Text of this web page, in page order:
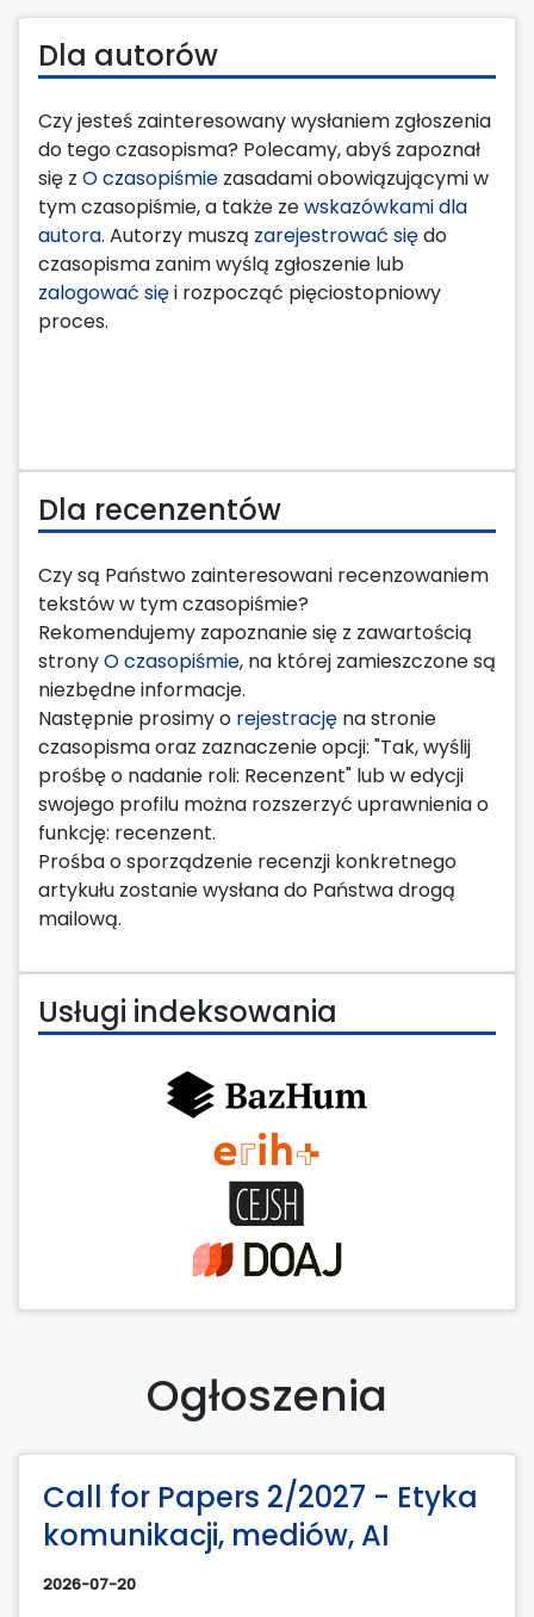
Dla autorów
Czy jesteś zainteresowany wysłaniem zgłoszenia
do tego czasopisma? Polecamy, abyś zapoznał
się z O czasopiśmie zasadami obowiązującymi w
tym czasopiśmie, a także zewskazówkami dla
autora. Autorzy muszą zarejestrować siędo
czasopisma zanim wyślą zgłoszenie lub
zalogować sięi rozpocząć pięciostopniowy
proces.
Dla recenzentów
Czy są Państwo zainteresowani recenzowaniem
tekstów w tym czasopiśmie?
Rekomendujemy zapoznanie się z zawartością
stronyO czasopiśmie, na której zamieszczone są
niezbędne informacje.
Następnie prosimy o rejestrację na stronie
czasopisma oraz zaznaczenie opcji: "Tak, wyślij
prośbę o nadanie roli: Recenzent" lub w edycji
swojego profilu można rozszerzyć uprawnienia o
funkcję: recenzent.
Prośba o sporządzenie recenzji konkretnego
artykułu zostanie wysłana do Państwa drogą
mailową.
Usługi indeksowania
Ogłoszenia
Call for Papers 2/2027 - Etyka
komunikacji, mediów, AI
2026-07-20